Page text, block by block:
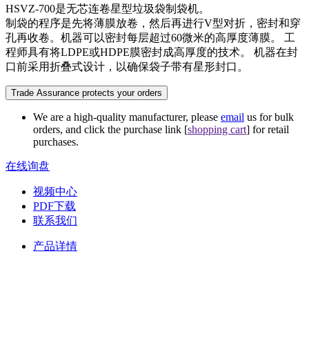
HSVZ-700是无芯连卷星型垃圾袋制袋机。
制袋的程序是先将薄膜放卷，然后再进行V型对折，密封和穿
孔再收卷。机器可以密封每层超过60微米的高厚度薄膜。 工
程师具有将LDPE或HDPE膜密封成高厚度的技术。 机器在封
口前采用折叠式设计，以确保袋子带有星形封口。
Trade Assurance protects your orders
We are a high-quality manufacturer, please email us for bulk
orders, and click the purchase link [shopping cart] for retail
purchases.
在线询盘
视频中心
PDF下载
联系我们
产品详情